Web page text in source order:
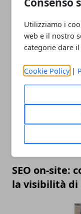
Utilizziamo i
web e il nostro
categorie dare
Cookie Policy |
Come aprire
SEO on-site:
la visibilità di